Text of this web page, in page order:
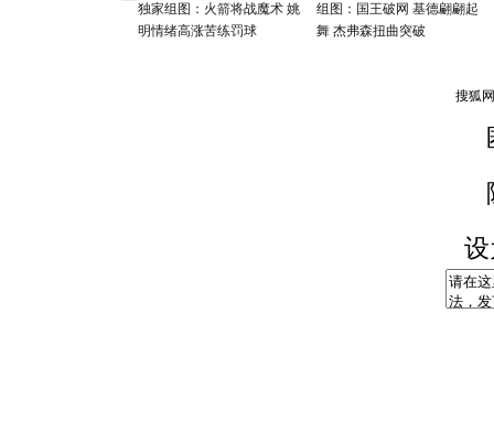
独家组图：火箭将战魔术 姚
明情绪高涨苦练罚球
组图：国王破网 基德翩翩起
舞 杰弗森扭曲突破